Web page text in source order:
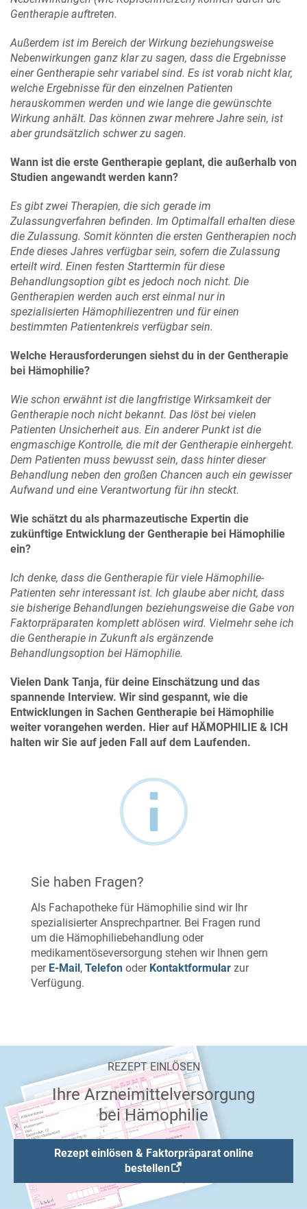
Gentherapie auftreten.
Außerdem ist im Bereich der Wirkung beziehungsweise
Nebenwirkungen ganz klar zu sagen, dass die Ergebnisse
einer Gentherapie sehr variabel sind. Es ist vorab nicht klar,
welche Ergebnisse für den einzelnen Patienten
herauskommen werden und wie lange die gewünschte
Wirkung anhält. Das können zwar mehrere Jahre sein, ist
aber grundsätzlich schwer zu sagen.
Wann ist die erste Gentherapie geplant, die außerhalb von
Studien angewandt werden kann?
Es gibt zwei Therapien, die sich gerade im
Zulassungverfahren befinden. Im Optimalfall erhalten diese
die Zulassung. Somit könnten die ersten Gentherapien noch
Ende dieses Jahres verfügbar sein, sofern die Zulassung
erteilt wird. Einen festen Starttermin für diese
Behandlungsoption gibt es jedoch noch nicht. Die
Gentherapien werden auch erst einmal nur in
spezialisierten Hämophiliezentren und für einen
bestimmten Patientenkreis verfügbar sein.
Welche Herausforderungen siehst du in der Gentherapie
bei Hämophilie?
Wie schon erwähnt ist die langfristige Wirksamkeit der
Gentherapie noch nicht bekannt. Das löst bei vielen
Patienten Unsicherheit aus. Ein anderer Punkt ist die
engmaschige Kontrolle, die mit der Gentherapie einhergeht.
Dem Patienten muss bewusst sein, dass hinter dieser
Behandlung neben den großen Chancen auch ein gewisser
Aufwand und eine Verantwortung für ihn steckt.
Wie schätzt du als pharmazeutische Expertin die
zukünftige Entwicklung der Gentherapie bei Hämophilie
ein?
Ich denke, dass die Gentherapie für viele Hämophilie-
Patienten sehr interessant ist. Ich glaube aber nicht, dass
sie bisherige Behandlungen beziehungsweise die Gabe von
Faktorpräparaten komplett ablösen wird. Vielmehr sehe ich
die Gentherapie in Zukunft als ergänzende
Behandlungsoption bei Hämophilie.
Vielen Dank Tanja, für deine Einschätzung und das
spannende Interview. Wir sind gespannt, wie die
Entwicklungen in Sachen Gentherapie bei Hämophilie
weiter vorangehen werden. Hier auf HÄMOPHILIE & ICH
halten wir Sie auf jeden Fall auf dem Laufenden.
Sie haben Fragen?
Als Fachapotheke für Hämophilie sind wir Ihr
spezialisierter Ansprechpartner. Bei Fragen rund
um die Hämophiliebehandlung oder
medikamentöseversorgung stehen wir Ihnen gern
per E-Mail, Telefon oder Kontaktformular zur
Verfügung.
REZEPT EINLÖSEN
Ihre Arzneimittelversorgung
bei Hämophilie
Rezept einlösen & Faktorpräparat online
bestellen